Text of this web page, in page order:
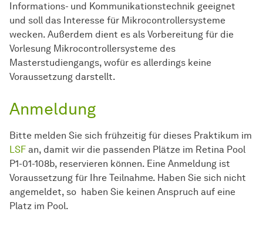
Informations- und Kommunikationstechnik geeignet
und soll das Interesse für Mikrocontrollersysteme
wecken. Außerdem dient es als Vorbereitung für die
Vorlesung Mikrocontrollersysteme des
Masterstudiengangs, wofür es allerdings keine
Voraussetzung darstellt.
Anmeldung
Bitte melden Sie sich frühzeitig für dieses Praktikum im
LSF an, damit wir die passenden Plätze im Retina Pool
P1-01-108b, reservieren können. Eine Anmeldung ist
Voraussetzung für Ihre Teilnahme. Haben Sie sich nicht
angemeldet, so haben Sie keinen Anspruch auf eine
Platz im Pool.